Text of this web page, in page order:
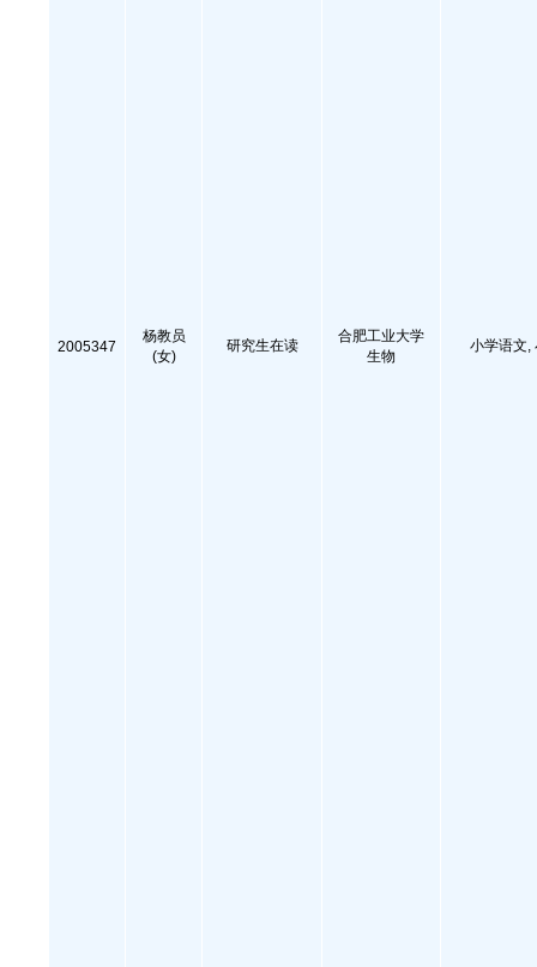
2005347
杨教员
(女)
研究生在读
合肥工业大学
生物
小学语文,